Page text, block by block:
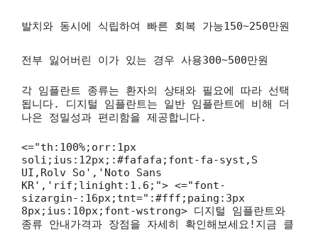
발치와 동시에 식립하여 빠른 회복 가능150~250만원
전부 잃어버린 이가 있는 경우 사용300~500만원
각 임플란트 종류는 환자의 상태와 필요에 따라 선택
됩니다. 디지털 임플란트는 일반 임플란트에 비해 더
나은 정밀성과 편리함을 제공합니다.
<="th:100%;orr:1px
soli;ius:12px;:#fafafa;font-fa-syst,S
UI,Rolv So','Noto Sans
KR','rif;linight:1.6;"> <="font-
sizargin-:16px;tnt=":#fff;paing:3px
8px;ius:10px;font-wstrong> 디지털 임플란트와
종류 안내가격과 장점을 자세히 확인해보세요!지금 클